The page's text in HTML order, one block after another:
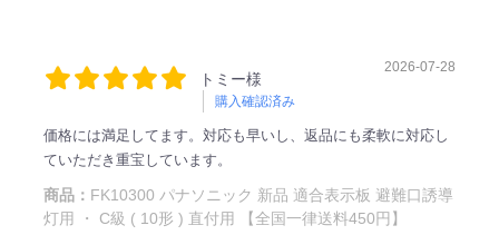
トミー様
購入確認済み
2026-07-28
価格には満足してます。対応も早いし、返品にも柔軟に対応し
ていただき重宝しています。
商品： FK10300 パナソニック 新品 適合表示板 避難口誘導
灯用 ・ C級 ( 10形 ) 直付用 【全国一律送料450円】